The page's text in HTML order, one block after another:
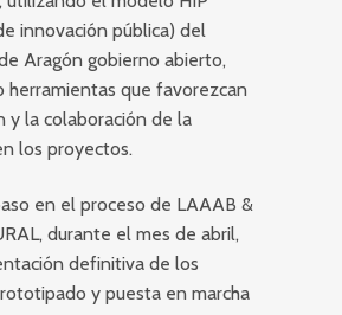
innovación pública) del
Aragón gobierno abierto,
herramientas que favorezcan
y la colaboración de la
los proyectos.
en el proceso de LAAAB &
durante el mes de abril,
definitiva de los
y puesta en marcha